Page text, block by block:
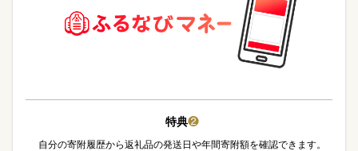
特典❷
自分の寄附履歴から返礼品の発送日や年間寄附額を確認できます。